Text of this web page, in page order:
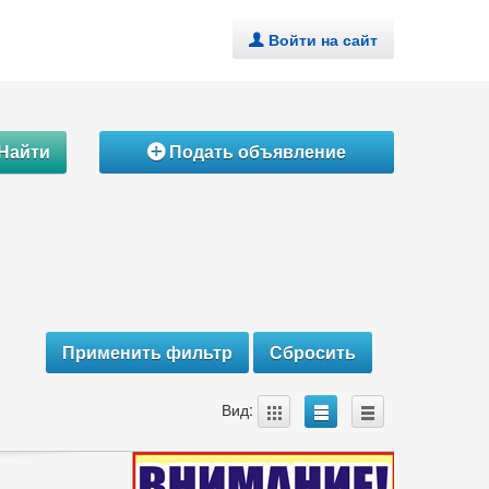
. Войти на сайт
ÁПодать объявление
Вид: A B C